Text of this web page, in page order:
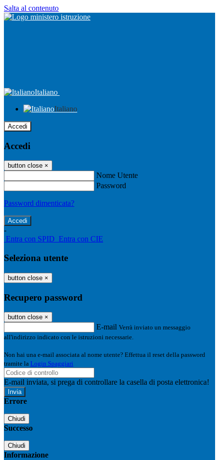
Salta al contenuto
Italiano
Italiano
Accedi
Accedi
button close ×
Nome Utente
Password
Password dimenticata?
-
Entra con SPID Entra con CIE
Seleziona utente
button close ×
Recupero password
button close ×
E-mail Verrà inviato un messaggio
all'indirizzo indicato con le istruzioni necessarie.
Non hai una e-mail associata al nome utente? Effettua il reset della password
tramite la Login Spaggiari
E-mail inviata, si prega di controllare la casella di posta elettronica!
Errore
Chiudi
Successo
Chiudi
Informazione